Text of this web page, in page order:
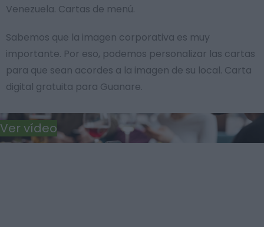
Venezuela. Cartas de menú.
Sabemos que la imagen corporativa es muy
importante. Por eso, podemos personalizar las cartas
para que sean acordes a la imagen de su local. Carta
digital gratuita para Guanare.
Ver vídeo